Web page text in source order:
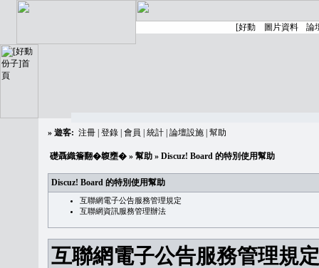
» 遊客: 注冊 登錄 會員 統計 論壇設施 幫助
礎聶織簷翻�䪖壅� » 幫助 » Discuz! Board 的特別使用幫助
Discuz! Board 的特別使用幫助
互聯網電子公告服務管理規定
互聯網資訊服務管理辦法
互聯網電子公告服務管理規定